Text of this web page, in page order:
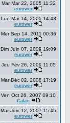
Mar Mar 22, 2005 11:32
eurower
Lun Mar 14, 2005 14:43
eurower
Mer Sep 14, 2011 00:36
eurower
Dim Juin 07, 2009 19:09
eurower
Jeu Fév 26, 2009 11:05
eurower
Mar Déc 02, 2008 17:19
eurower
Ven Oct 26, 2007 09:10
Calao
Mar Juin 12, 2007 15:45
eurower